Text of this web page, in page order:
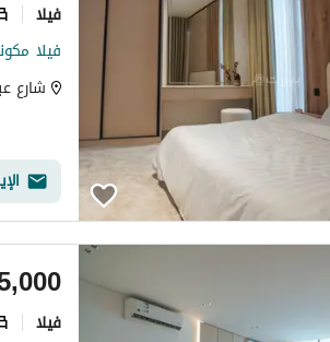
فیلا
فيلا مكونة من 4 غرف نوم
شارع
فیلا